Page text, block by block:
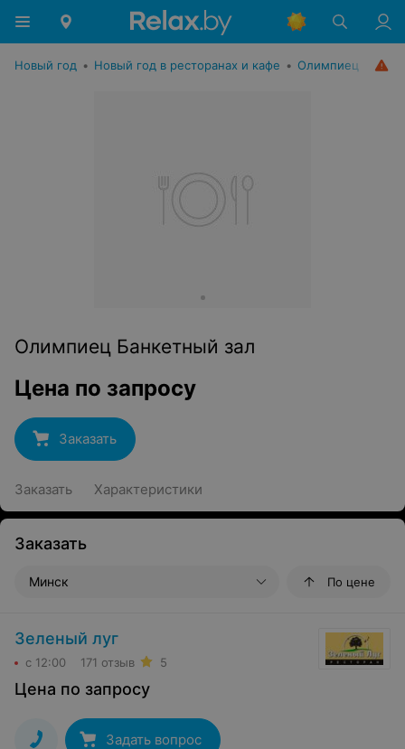
Новый год • Новый год в ресторанах и кафе • Олимпиец
Олимпиец Банкетный зал
Цена по запросу
Заказать
Заказать Характеристики
Заказать
Минск По цене
Зеленый луг
с 12:00 171 отзыв 5
Цена по запросу
Задать вопрос